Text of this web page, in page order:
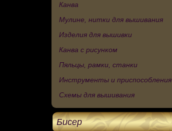
Канва
Мулине, нитки для вышивания
Изделия для вышивки
Канва с рисунком
Пяльцы, рамки, станки
Инструменты и приспособления
Схемы для вышивания
Бисер